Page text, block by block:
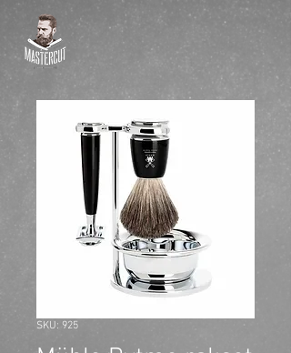
SKU: 925